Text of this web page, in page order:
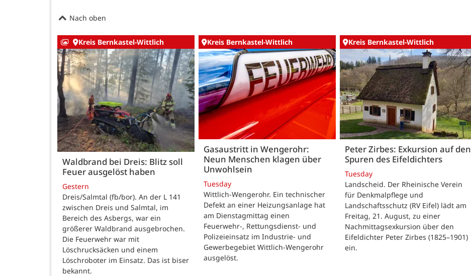
Nach oben
Kreis Bernkastel-Wittlich
Waldbrand bei Dreis: Blitz soll
Feuer ausgelöst haben
Gestern
Dreis/Salmtal (fb/bor). An der L 141
zwischen Dreis und Salmtal, im
Bereich des Asbergs, war ein
größerer Waldbrand ausgebrochen.
Die Feuerwehr war mit
Löschrucksäcken und einem
Löschroboter im Einsatz. Das ist biser
bekannt.
Kreis Bernkastel-Wittlich
Gasaustritt in Wengerohr:
Neun Menschen klagen über
Unwohlsein
Tuesday
Wittlich-Wengerohr. Ein technischer
Defekt an einer Heizungsanlage hat
am Dienstagmittag einen
Feuerwehr-, Rettungsdienst- und
Polizeieinsatz im Industrie- und
Gewerbegebiet Wittlich-Wengerohr
ausgelöst.
Kreis Bernkastel-Wittlich
Peter Zirbes: Exkursion auf den
Spuren des Eifeldichters
Tuesday
Landscheid. Der Rheinische Verein
für Denkmalpflege und
Landschaftsschutz (RV Eifel) lädt am
Freitag, 21. August, zu einer
Nachmittagsexkursion über den
Eifeldichter Peter Zirbes (1825–1901)
ein.